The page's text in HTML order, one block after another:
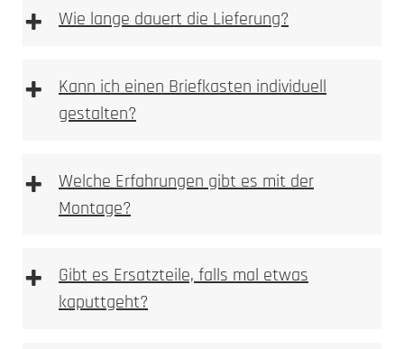
Fahrrad-Ladestationen
+ Wie lange dauert die Lieferung?
+
Kann ich einen Briefkasten individuell
gestalten?
+
Welche Erfahrungen gibt es mit der
Montage?
+
Gibt es Ersatzteile, falls mal etwas
kaputtgeht?